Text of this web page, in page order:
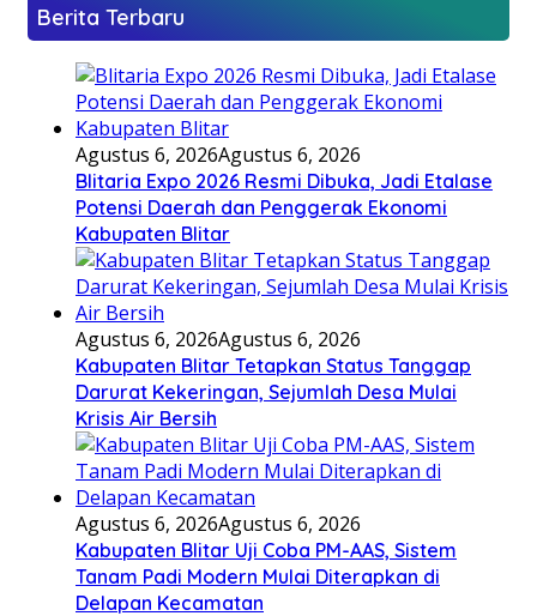
Berita Terbaru
Agustus 6, 2026Agustus 6, 2026
Blitaria Expo 2026 Resmi Dibuka, Jadi Etalase
Potensi Daerah dan Penggerak Ekonomi
Kabupaten Blitar
Agustus 6, 2026Agustus 6, 2026
Kabupaten Blitar Tetapkan Status Tanggap
Darurat Kekeringan, Sejumlah Desa Mulai
Krisis Air Bersih
Agustus 6, 2026Agustus 6, 2026
Kabupaten Blitar Uji Coba PM-AAS, Sistem
Tanam Padi Modern Mulai Diterapkan di
Delapan Kecamatan